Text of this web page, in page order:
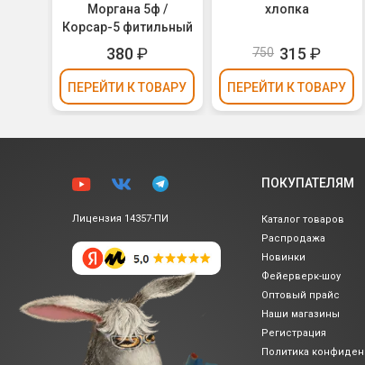
Моргана 5ф /
Корсар-5 фитильный
380₽
ПЕРЕЙТИ К ТОВАРУ
хлопка
750 315 ₽
ПЕРЕЙТИ К ТОВАРУ
Лицензия 14357-ПИ
ПОКУПАТЕЛЯМ
Каталог товаров
Распродажа
Новинки
Фейерверк-шоу
Оптовый прайс
Наши магазины
Регистрация
Политика